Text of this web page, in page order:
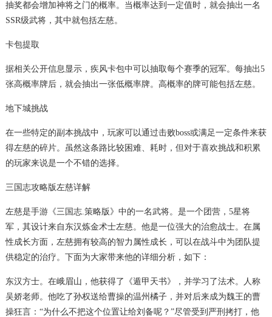
抽奖都会增加神将之门的概率。当概率达到一定值时，就会抽出一名
SSR级武将，其中就包括左慈。
卡包提取
据相关公开信息显示，疾风卡包中可以抽取每个赛季的冠军。每抽出5
张高概率牌后，就会抽出一张低概率牌。高概率的牌可能包括左慈。
地下城挑战
在一些特定的副本挑战中，玩家可以通过击败boss或满足一定条件来获
得左慈的碎片。虽然这条路比较困难、耗时，但对于喜欢挑战和积累
的玩家来说是一个不错的选择。
三国志攻略版左慈详解
左慈是手游《三国志.策略版》中的一名武将。是一个团营，5星将
军，其设计来自东汉炼金术士左慈。他是一位强大的治愈战士。在属
性成长方面，左慈拥有较高的智力属性成长，可以在战斗中为团队提
供稳定的治疗。下面为大家带来他的详细分析，如下：
东汉方士。在峨眉山，他获得了《遁甲天书》，并学习了法术。人称
吴娇老师。他吃了孙权送给曹操的温州橘子，并对后来成为魏王的曹
操狂言：“为什么不把这个位置让给刘备呢？”尽管受到严刑拷打，他